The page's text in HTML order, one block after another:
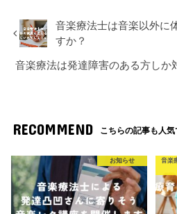
音楽療法士は音楽以外に
すか？
音楽療法は発達障害のある方しか
RECOMMEND こちらの記事も人気
お知らせ
音楽